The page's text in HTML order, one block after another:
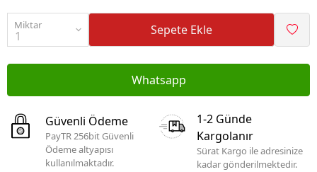
Miktar Sepete Ekle
Whatsapp
Güvenli Ödeme
PayTR 256bit Güvenli
Ödeme altyapısı
kullanılmaktadır.
1-2 Günde
Kargolanır
Sürat Kargo ile adresinize
kadar gönderilmektedir.